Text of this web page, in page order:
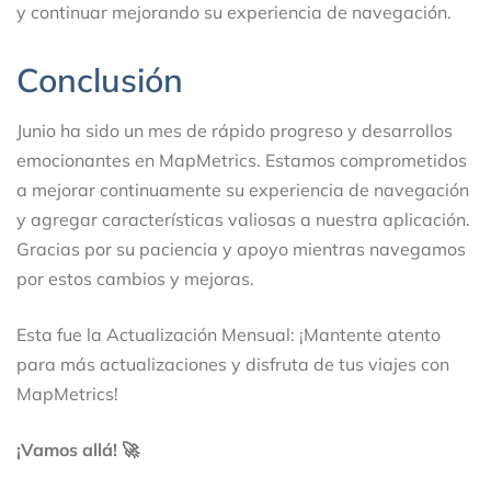
y continuar mejorando su experiencia de navegación.
Conclusión
Junio ha sido un mes de rápido progreso y desarrollos
emocionantes en MapMetrics. Estamos comprometidos
a mejorar continuamente su experiencia de navegación
y agregar características valiosas a nuestra aplicación.
Gracias por su paciencia y apoyo mientras navegamos
por estos cambios y mejoras.
Esta fue la Actualización Mensual: ¡Mantente atento
para más actualizaciones y disfruta de tus viajes con
MapMetrics!
¡Vamos allá! 🚀